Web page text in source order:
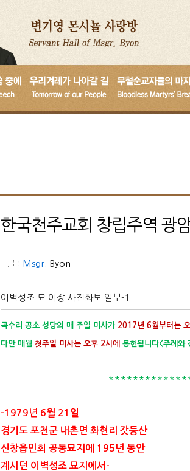
한국천주교회 창립주역 광
글 : Msgr. Byon
이벽성조 묘 이장 사진화보 일부-1
곡수리 공소 성당의 매 주일 미사가 2017년 6월부터는
다만 매월 첫주일 미사는 오후 2시에 봉헌됩니다<주례와
-1979년 6월 21일
경기도 포천군 내촌면 화현리 갓등산
신창읍민회 공동묘지에 195년 동안
계시던 이벽성조 묘지에서-